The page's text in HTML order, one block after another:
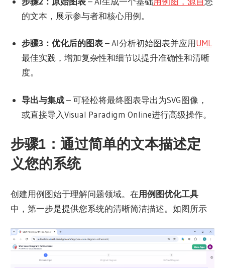
的文本，展示参与者和核心用例。
步骤3：优化后的图表– AI分析初始图表并应用UML
最佳实践，增加复杂性和细节以提升准确性和清晰
度。
导出与集成– 可轻松将最终图表导出为SVG图像，
或直接导入Visual Paradigm Online进行高级操作。
步骤1：通过简单的文本描述定
义您的系统
创建用例图始于理解问题领域。在用例图优化工具
中，第一步是提供您系统的清晰简洁描述。如图所示